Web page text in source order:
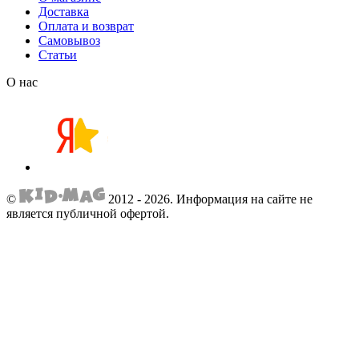
Доставка
Оплата и возврат
Самовывоз
Статьи
О нас
© 2012 - 2026. Информация на сайте не
является публичной офертой.